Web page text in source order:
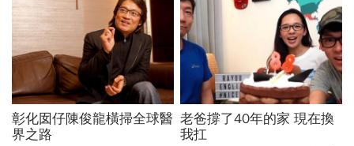
彰化囡仔陳俊龍橫掃全球醫
界之路
老爸撐了40年的家 現在換
我扛